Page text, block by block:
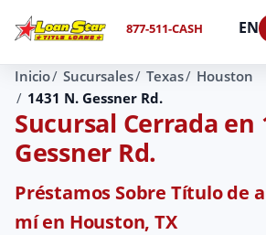
877-511-CASH EN
Inicio Sucursales Texas
Houston
1431 N. Gessner Rd.
Sucursal Cerrada en
Gessner Rd.
Préstamos Sobre Título de
mí en Houston, TX